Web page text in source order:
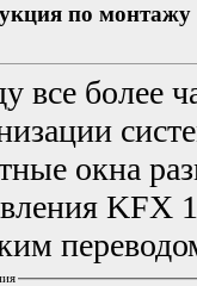
по монтажу
все более
окна
KFX